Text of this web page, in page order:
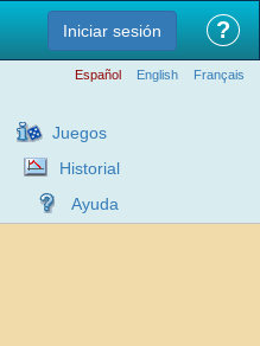
Iniciar sesión ?
Español English Français
Juegos
Historial
Ayuda